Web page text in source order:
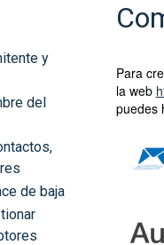
y
del
de baja
Para
la web
puedes